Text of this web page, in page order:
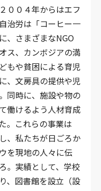
００４年からはエフ
治労は「コーヒー一
、さまざまなNGO
ス、カンボジアの満
もや貧困による育児
、文房具の提供や児
同時に、施設や物の
働けるよう人材育成
。これらの事業は
、私たちが日ごろか
を現地の人々に伝
。実績として、学校
、図書館を設立（設